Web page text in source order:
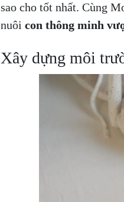
sao cho tốt nhất. Cùng
nuôi con thông minh
Xây dựng môi